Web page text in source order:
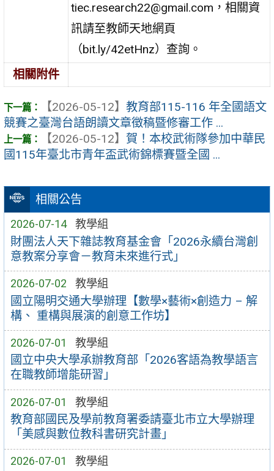
相關公告
2026-07-14 教學組
財團法人天下雜誌教育基金會「2026永續台灣創
意教案分享會－教育未來進行式」
2026-07-02 教學組
國立陽明交通大學辦理【數學×藝術×創造力 – 解
構、 重構與展演的創意工作坊】
2026-07-01 教學組
國立中央大學承辦教育部「2026客語為教學語言
在職教師增能研習」
2026-07-01 教學組
教育部國民及學前教育署委請臺北市立大學辦理
「美感與數位教科書研究計畫」
2026-07-01 教學組
tiec.research22@gmail.com，相關資
訊請至教師天地網頁
（bit.ly/42etHnz）查詢。
相關附件
【2026-05-12】 教育部115-116 年全國語文
競賽之臺灣台語朗讀文章徵稿暨修審工作 ...
【2026-05-12】 賀！本校武術隊參加中華民
國115年臺北市青年盃武術錦標賽暨全國 ...